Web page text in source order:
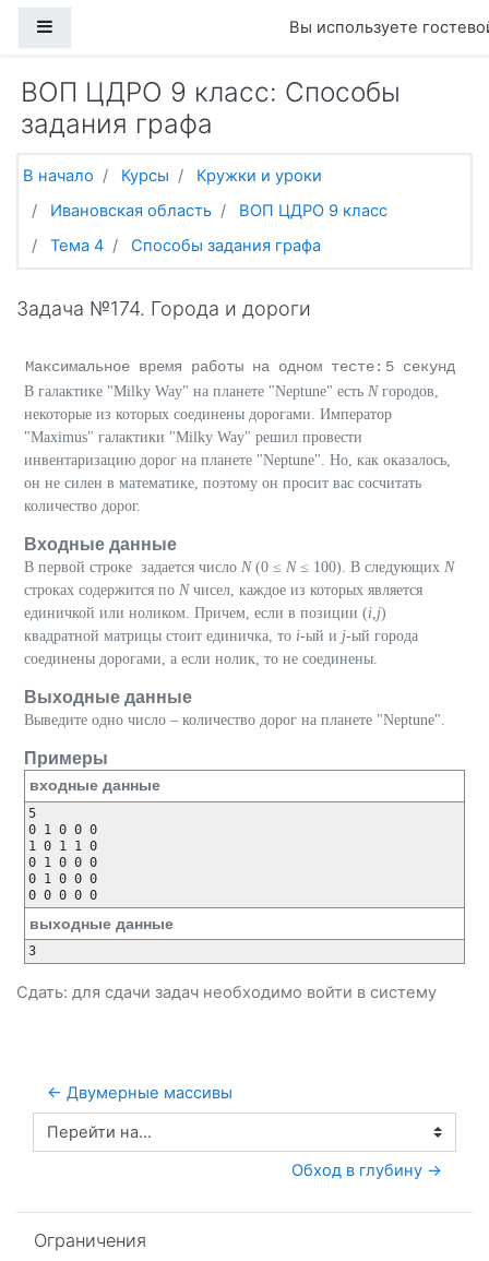
Вы используете
ВОП ЦДРО 9 класс: Способы
задания графа
В начало Курсы
Кружки и уроки
Ивановская область
ВОП ЦДРО 9 класс
Тема 4
Способы задания графа
Задача №174. Города и дороги
Максимальное время работы на одном тесте: 5 секунд
В галактике "Milky Way" на планете "Neptune" есть Nгородов,
некоторые из которых соединены дорогами. Император
"Maximus" галактики "Milky Way" решил провести
инвентаризацию дорог на планете "Neptune". Но, как оказалось,
он не силен в математике, поэтому он просит вас сосчитать
количество дорог.
Входные данные
В первой строке задается число N (0 ≤ N≤ 100). В следующих N
строках содержится по Nчисел, каждое из которых является
единичкой или ноликом. Причем, если в позиции (i j)
квадратной матрицы стоит единичка, то i-ый и j-ый города
соединены дорогами, а если нолик, то не соединены.
Выходные данные
Выведите одно число – количество дорог на планете "Neptune".
Примеры
входные данные
5
0 1 0 0 0
1 0 1 1 0
0 1 0 0 0
0 1 0 0 0
выходные данные
Сдать: для сдачи задач необходимо войти в систему
← Двумерные массивы
Перейти на...
Обход в глубину →
Ограничения